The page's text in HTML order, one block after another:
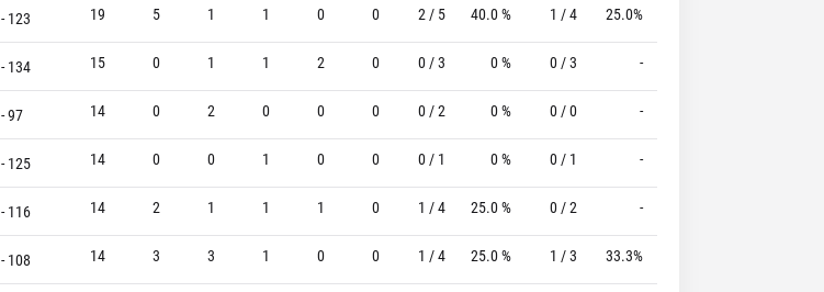
- 123 19 5 1 1 0 0 2 / 5 40.0 % 1 / 4 25.0%
- 134 15 0 1 1 2 0 0 / 3 0 % 0 / 3 -
-97 14 0 2 0 0 0 0 / 2 0 % 0 / 0 -
- 125 14 0 0 1 0 0 0 / 1 0 % 0 / 1 -
- 116 14 2 1 1 1 0 1 / 4 25.0 % 0 / 2 -
- 108 14 3 3 1 0 0 1 / 4 25.0 % 1 / 3 33.3%